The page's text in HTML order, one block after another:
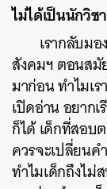
ไม่ได้เป็นนักวิช
เรากลับม
สังคมฯ ตอนสมัย
มาก่อน ทำไมเร
เปิดอ่าน อยาก
ก็ได้ เด็กที่สอบ
ควรจะเปลี่ยนค
ทำไมเด็กถึงไม่